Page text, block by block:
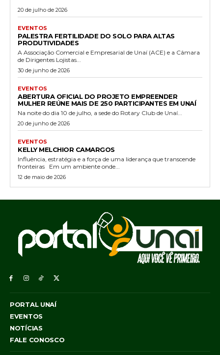
20 de julho de 2026
EVENTOS
PALESTRA FERTILIDADE DO SOLO PARA ALTAS
PRODUTIVIDADES
A Associação Comercial e Empresarial de Unaí (ACE) e a Câmara
de Dirigentes Lojistas...
30 de junho de 2026
EVENTOS
ABERTURA OFICIAL DO PROJETO EMPREENDER
MULHER REÚNE MAIS DE 250 PARTICIPANTES EM UNAÍ
Na noite do dia 10 de julho, a sede do Rotary Club de Unaí...
20 de junho de 2026
EVENTOS
KELLY MELCHIOR CAMARGOS
Influência, estratégia e a força de uma liderança que transcende
fronteiras Em um ambiente onde...
12 de maio de 2026
PORTAL UNAÍ
EVENTOS
NOTÍCIAS
FALE CONOSCO